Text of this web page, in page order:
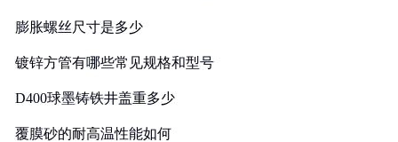
膨胀螺丝尺寸是多少
镀锌方管有哪些常见规格和型号
D400球墨铸铁井盖重多少
覆膜砂的耐高温性能如何